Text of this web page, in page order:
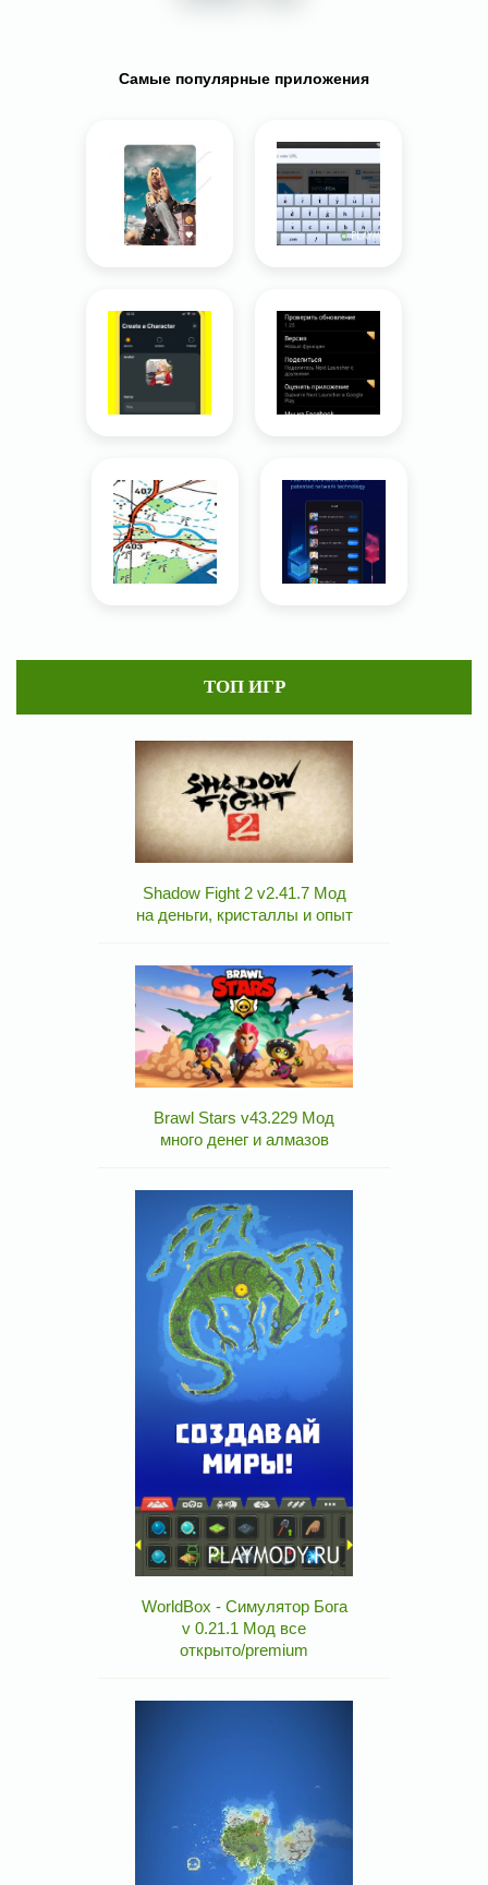
Самые популярные приложения
ТОП ИГР
Shadow Fight 2 v2.41.7 Мод
на деньги, кристаллы и опыт
Brawl Stars v43.229 Мод
много денег и алмазов
WorldBox - Симулятор Бога
v 0.21.1 Мод все
открыто/premium